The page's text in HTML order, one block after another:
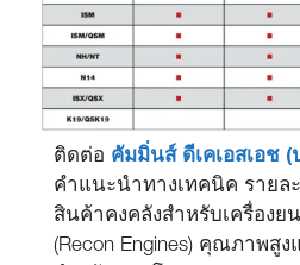
ติดต่อ คัมมิ่นส์ ดีเคเอสเอช (
คำแนะนำทางเทคนิค รายล
สินค้าคงคลังสำหรับเครื่องย
(Recon Engines) คุณภาพสู